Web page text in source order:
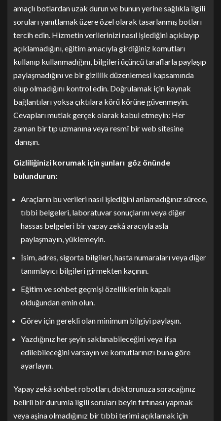
amaçlı botlardan uzak durun ve bunun yerine sağlıkla ilgili
soruları yanıtlamak üzere özel olarak tasarlanmış botları
tercih edin. Hizmetin verilerinizi nasıl işlediğini açıklayıp
açıklamadığını, eğitim amacıyla girdiğiniz komutları
kullanıp kullanmadığını, bilgileri üçüncü taraflarla paylaşıp
paylaşmadığını ve bir gizlilik düzenlemesi kapsamında
olup olmadığını kontrol edin. Doğrulamak için kaynak
bağlantıları yoksa çıktılara körü körüne güvenmeyin.
Cevapları mutlak gerçek olarak kabul etmeyin: Her
zaman bir tıp uzmanına veya resmî bir web sitesine
danışın.
Gizliliğinizi korumak için şunları göz önünde
bulundurun:
Araçların bu verileri nasıl işlediğini anlamadığınız sürece,
tıbbi belgeleri, laboratuvar sonuçlarını veya diğer
hassas belgeleri bir yapay zekâ aracıyla asla
paylaşmayın, yüklemeyin.
İsim, adres, sigorta bilgileri, hasta numaraları veya diğer
tanımlayıcı bilgileri girmekten kaçının.
Eğitim ve sohbet geçmişi özelliklerinin kapalı
olduğundan emin olun.
Görev için gerekli olan minimum bilgiyi paylaşın.
Yazdığınız her şeyin saklanabileceğini veya ifşa
edilebileceğini varsayın ve komutlarınızı buna göre
ayarlayın.
Yapay zekâ sohbet robotları, doktorunuza soracağınız
belirli bir durumla ilgili soruları beyin fırtınası yapmak
veya aşina olmadığınız bir tıbbi terimi açıklamak için